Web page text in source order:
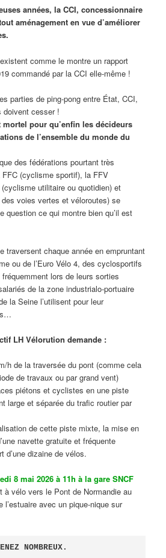
années, la CCI, concessionnaire
aménagement en vue d’améliorer
comme le montre un rapport
commandé par la CCI elle-même !
parties de ping-pong entre État, CCI,
doivent cesser !
pour qu’enfin les décideurs
de l’ensemble du monde du
des fédérations pourtant très
(cyclisme sportif), la FFV
utilitaire ou quotidien) et
des voies vertes et véloroutes) se
question ce qui montre bien qu’il est
traversent chaque année en empruntant
ou de l’Euro Vélo 4, des cyclosportifs
lors de leurs sorties
de la zone industrialo-portuaire
la Seine l’utilisent pour leur
LH Vélorution demande :
h de la traversée du pont (comme cela
de travaux ou par grand vent)
piétons et cyclistes en une piste
large et séparée du trafic routier par
de cette piste mixte, la mise en
navette gratuite et fréquente
d’une dizaine de vélos.
8 mai 2026 à 11h à la gare SNCF
à vélo vers le Pont de Normandie au
avec un pique-nique sur
NOMBREUX.